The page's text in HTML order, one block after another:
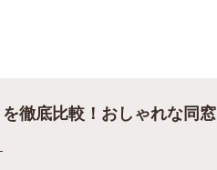
徹底比較！おしゃれな同窓